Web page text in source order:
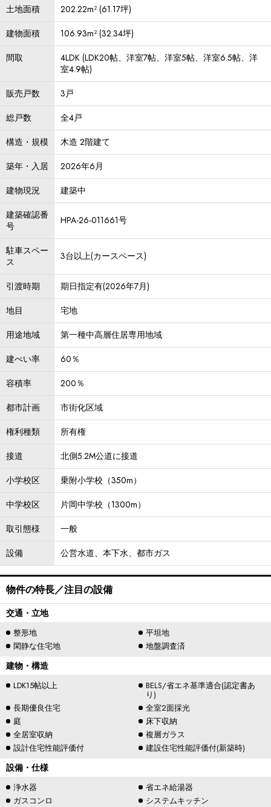
土地面積
202.22m² (61.17坪)
建物面積
106.93m² (32.34坪)
間取
4LDK (LDK20帖、洋室7帖、洋室5帖、洋室6.5帖、洋
室4.9帖)
販売戸数
3戸
総戸数
全4戸
構造・規模
木造 2階建て
築年・入居
2026年6月
建物現況
建築中
建築確認番
号
HPA-26-011661号
駐車スペー
ス
3台以上(カースペース)
引渡時期
期日指定有(2026年7月)
地目
宅地
用途地域
第一種中高層住居専用地域
建ぺい率
60％
容積率
200％
都市計画
市街化区域
権利種類
所有権
接道
北側5.2M公道に接道
小学校区
乗附小学校（350m）
中学校区
片岡中学校（1300m）
取引態様
一般
設備
公営水道、本下水、都市ガス
物件の特長／注目の設備
交通・立地
整形地
平坦地
閑静な住宅地
地盤調査済
建物・構造
LDK15帖以上 BELS/省エネ基準適合(認定書あ
り)
長期優良住宅
全室2面採光
庭
床下収納
全居室収納
複層ガラス
設計住宅性能評価付
建設住宅性能評価付(新築時)
設備・仕様
浄水器
省エネ給湯器
ガスコンロ
システムキッチン